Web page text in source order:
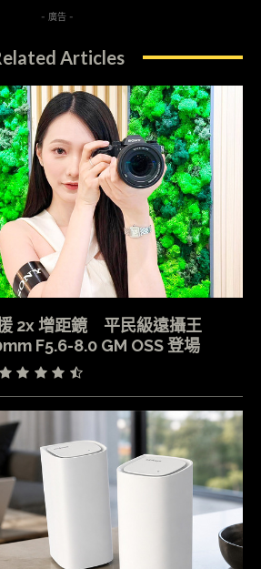
- 廣告 -
Articles
2x 增距鏡 平民級遠攝王
F5.6-8.0 GM OSS 登場